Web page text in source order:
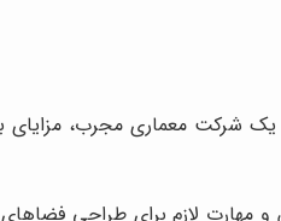
معماری مجرب، مزایای
لازم برای طراحی فضاهای